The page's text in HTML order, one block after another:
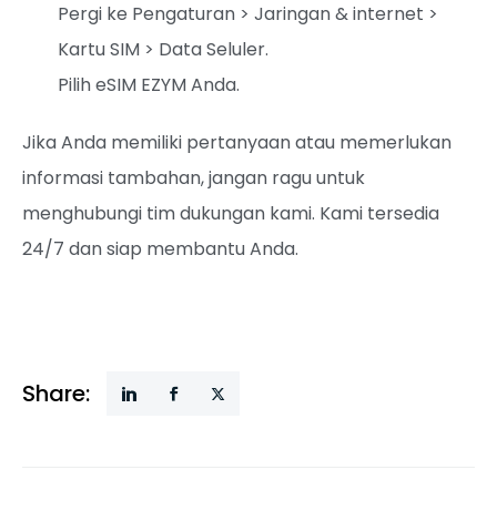
Pergi ke Pengaturan > Jaringan & internet >
Kartu SIM > Data Seluler.
Pilih eSIM EZYM Anda.
Jika Anda memiliki pertanyaan atau memerlukan
informasi tambahan, jangan ragu untuk
menghubungi tim dukungan kami. Kami tersedia
24/7 dan siap membantu Anda.
Share: